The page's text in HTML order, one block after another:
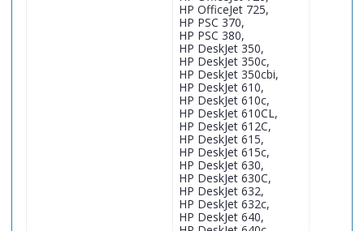
HP OfficeJet 725,
HP PSC 370,
HP PSC 380,
HP DeskJet 350,
HP DeskJet 350c,
HP DeskJet 350cbi,
HP DeskJet 610,
HP DeskJet 610c,
HP DeskJet 610CL,
HP DeskJet 612C,
HP DeskJet 615,
HP DeskJet 615c,
HP DeskJet 630,
HP DeskJet 630C,
HP DeskJet 632,
HP DeskJet 632c,
HP DeskJet 640,